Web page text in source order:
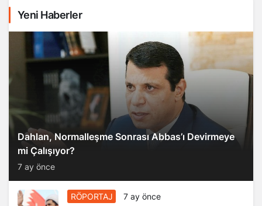
Yeni Haberler
Dahlan, Normalleşme Sonrası Abbas’ı Devirmeye
mi Çalışıyor?
7 ay önce
RÖPORTAJ 7 ay önce